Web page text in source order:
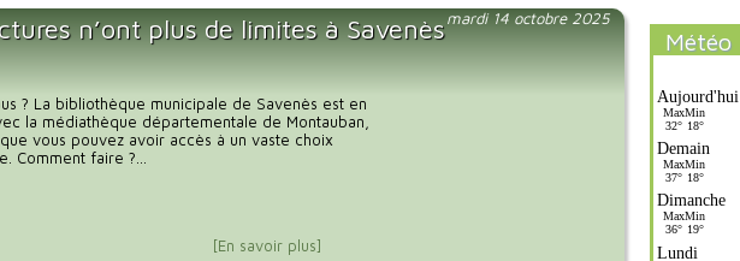
mardi 14 octobre 2025
n’ont plus de limites à Savenès
? La bibliothèque municipale de Savenès est en
la médiathèque départementale de Montauban,
vous pouvez avoir accès à un vaste choix
Comment faire ?...
[En savoir plus]
Météo